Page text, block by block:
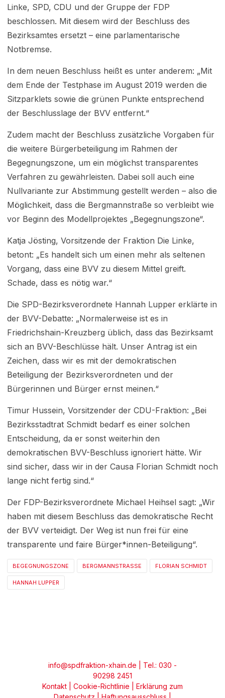
Linke, SPD, CDU und der Gruppe der FDP
beschlossen. Mit diesem wird der Beschluss des
Bezirksamtes ersetzt – eine parlamentarische
Notbremse.
In dem neuen Beschluss heißt es unter anderem: „Mit
dem Ende der Testphase im August 2019 werden die
Sitzparklets sowie die grünen Punkte entsprechend
der Beschlusslage der BVV entfernt.“
Zudem macht der Beschluss zusätzliche Vorgaben für
die weitere Bürgerbeteiligung im Rahmen der
Begegnungszone, um ein möglichst transparentes
Verfahren zu gewährleisten. Dabei soll auch eine
Nullvariante zur Abstimmung gestellt werden – also die
Möglichkeit, dass die Bergmannstraße so verbleibt wie
vor Beginn des Modellprojektes „Begegnungszone“.
Katja Jösting, Vorsitzende der Fraktion Die Linke,
betont: „Es handelt sich um einen mehr als seltenen
Vorgang, dass eine BVV zu diesem Mittel greift.
Schade, dass es nötig war.“
Die SPD-Bezirksverordnete Hannah Lupper erklärte in
der BVV-Debatte: „Normalerweise ist es in
Friedrichshain-Kreuzberg üblich, dass das Bezirksamt
sich an BVV-Beschlüsse hält. Unser Antrag ist ein
Zeichen, dass wir es mit der demokratischen
Beteiligung der Bezirksverordneten und der
Bürgerinnen und Bürger ernst meinen.“
Timur Hussein, Vorsitzender der CDU-Fraktion: „Bei
Bezirksstadtrat Schmidt bedarf es einer solchen
Entscheidung, da er sonst weiterhin den
demokratischen BVV-Beschluss ignoriert hätte. Wir
sind sicher, dass wir in der Causa Florian Schmidt noch
lange nicht fertig sind.“
Der FDP-Bezirksverordnete Michael Heihsel sagt: „Wir
haben mit diesem Beschluss das demokratische Recht
der BVV verteidigt. Der Weg ist nun frei für eine
transparente und faire Bürger*innen-Beteiligung“.
BEGEGNUNGSZONE BERGMANNSTRASSE FLORIAN SCHMIDT
HANNAH LUPPER
info@spdfraktion-xhain.de | Tel.: 030 -
90298 2451
Kontakt
Cookie-Richtlinie
Erklärung zum